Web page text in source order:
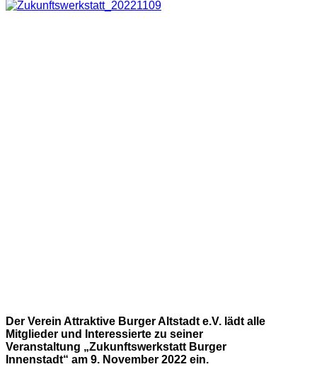
Der Verein Attraktive Burger Altstadt e.V. lädt alle
Mitglieder und Interessierte zu seiner
Veranstaltung „Zukunftswerkstatt Burger
Innenstadt“ am 9. November 2022 ein.